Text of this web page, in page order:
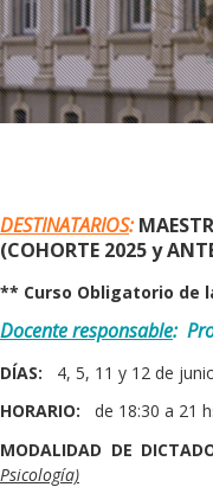
Body
DESTINATARIOS:
(COHORTE 2025 y
** Curso Obligatorio de
Docente responsable:
DÍAS: 4, 5, 11 y 12 de
HORARIO: de 18:30 a 21
MODALIDAD DE
Psicología)